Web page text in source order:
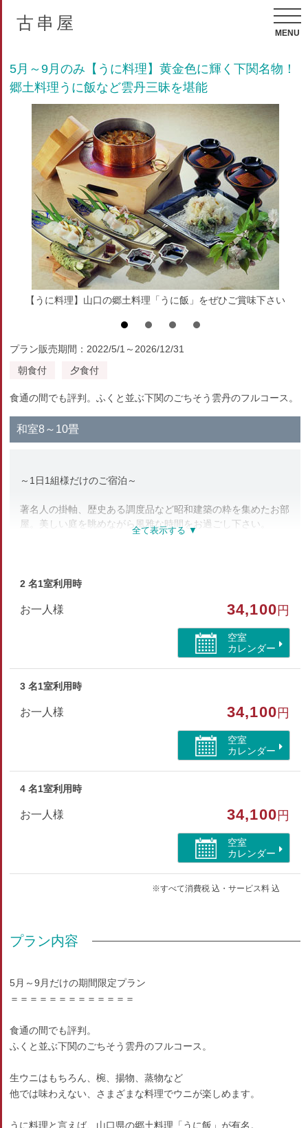
古串屋
MENU
5月～9月のみ【うに料理】黄金色に輝く下関名物！
郷土料理うに飯など雲丹三昧を堪能
【うに料理】山口の郷土料理「うに飯」をぜひご賞味下さい
プラン販売期間：2022/5/1～2026/12/31
朝食付
夕食付
食通の間でも評判。ふくと並ぶ下関のごちそう雲丹のフルコース。
和室8～10畳
～1日1組様だけのご宿泊～
著名人の掛軸、歴史ある調度品など昭和建築の粋を集めたお部
屋。美しい庭を眺めながら風雅な時間をお過ごし下さい。
予め、ご了承下さいませ。
2 名1室利用時
お一人様 34,100 円
空室
カレンダー
3 名1室利用時
お一人様 34,100 円
空室
カレンダー
4 名1室利用時
お一人様 34,100 円
空室
カレンダー
※すべて消費税 込・サービス料 込
プラン内容
5月～9月だけの期間限定プラン
＝＝＝＝＝＝＝＝＝＝＝＝＝
食通の間でも評判。
ふくと並ぶ下関のごちそう雲丹のフルコース。
生ウニはもちろん、椀、揚物、蒸物など
他では味わえない、さまざまな料理でウニが楽しめます。
うに料理と言えば、山口県の郷土料理「うに飯」が有名。